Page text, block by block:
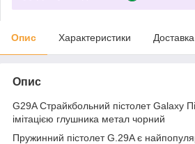
Опис Характеристики Доставка
Опис
G29A Cтрайкбольний пістолет Galaxy
імітацією глушника метал чорний
Пружинний пістолет G.29A є